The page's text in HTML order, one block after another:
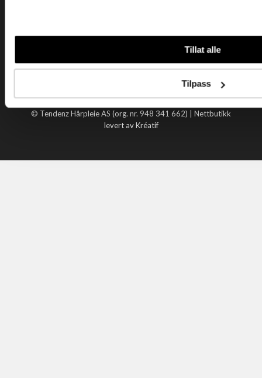
Tillat alle
Tilpass
Om oss
Handle hos oss
© Tendenz Hårpleie AS (org. nr. 948 341 662) | Nettbutikk
levert av Kréatif